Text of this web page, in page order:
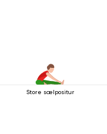
Store sælpositur